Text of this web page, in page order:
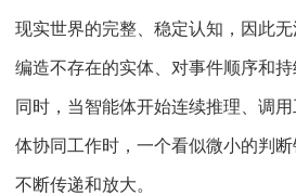
现实世界的完整、稳定认知，因此
编造不存在的实体、对事件顺序和持
同时，当智能体开始连续推理、调
体协同工作时，一个看似微小的判
不断传递和放大。